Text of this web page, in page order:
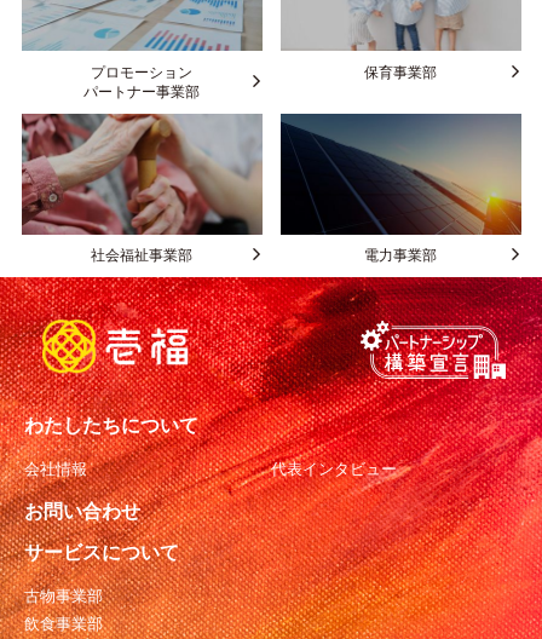
プロモーション
パートナー事業部
保育事業部
社会福祉事業部 電力事業部
わたしたちについて
会社情報 代表インタビュー
お問い合わせ
サービスについて
古物事業部
飲食事業部